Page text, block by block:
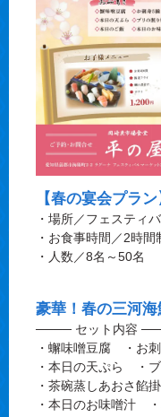
【春の宴会プラン
・場所／フェスティ
・お食事時間／2時間
・人数／8名～50名
豪華！春の三河
──── セット内容
・蠏味噌豆腐 ・お
・本日の天ぷら ・
・茶碗蒸しあおさ餡
・本日のお味噌汁